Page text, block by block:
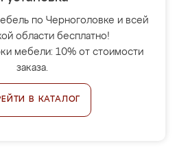
по Черноголовке и всей
области бесплатно!
мебели: 10% от стоимости
заказа.
В КАТАЛОГ